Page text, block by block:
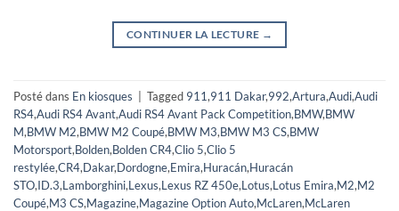
CONTINUER LA LECTURE →
Posté dans En kiosques Tagged 911,911 Dakar,992,Artura,Audi,Audi
RS4,Audi RS4 Avant,Audi RS4 Avant Pack Competition,BMW,BMW
M,BMW M2,BMW M2 Coupé,BMW M3,BMW M3 CS,BMW
Motorsport,Bolden,Bolden CR4,Clio 5,Clio 5
restylée,CR4,Dakar,Dordogne,Emira,Huracán,Huracán
STO,ID.3,Lamborghini,Lexus,Lexus RZ 450e,Lotus,Lotus Emira,M2,M2
Coupé,M3 CS,Magazine,Magazine Option Auto,McLaren,McLaren